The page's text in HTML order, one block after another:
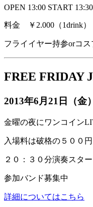
OPEN 13:00 START 13:30
料金 ￥2.000（1drink）
フライイヤー持参orコ
FREE FRIDAY
2013年6月21日（金）
金曜の夜にワンコイン
入場料は破格の５００
２０：３０分演奏スタ
参加バンド募集中
詳細についてはこちら